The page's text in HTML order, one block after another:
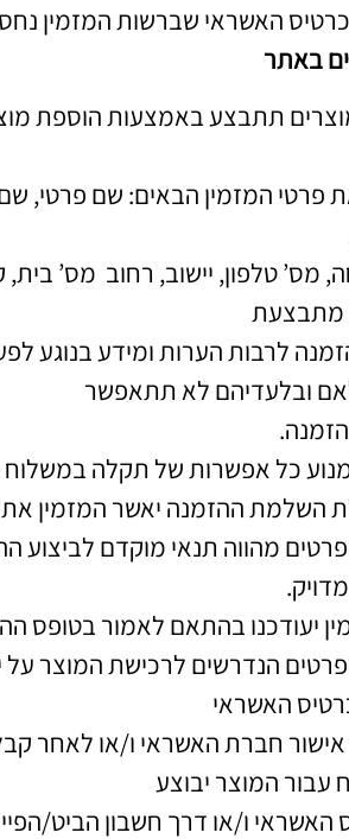
כרטיס האשראי שברשות המזמין
תתבצע באמצעות הוספת
פרטי המזמין הבאים: שם פרטי,
מס’ טלפון, יישוב, רחוב מס’
מתבצעת
לרבות הערות ומידע בנוגע
ובלעדיהם לא תתאפשר
כל אפשרות של תקלה במשלוח
השלמת ההזמנה יאשר המזמין
מהווה תנאי מוקדם לביצוע
יעודכנו בהתאם לאמור בטופס
הנדרשים לרכישת המוצר
האשראי
חברת האשראי ו/או לאחר
עבור המוצר יבוצע
האשראי ו/או דרך חשבון הביט/